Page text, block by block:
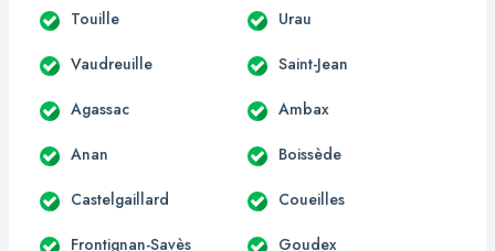
Touille Urau
Vaudreuille Saint-Jean
Agassac Ambax
Anan Boissède
Castelgaillard Coueilles
Frontignan-Savès Goudex